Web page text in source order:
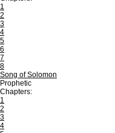
1
2
3
4
5
6
7
8
Song of Solomon
Prophetic
Chapters:
1
2
3
4